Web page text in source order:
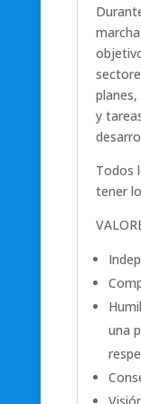
y
Todos
tener
una